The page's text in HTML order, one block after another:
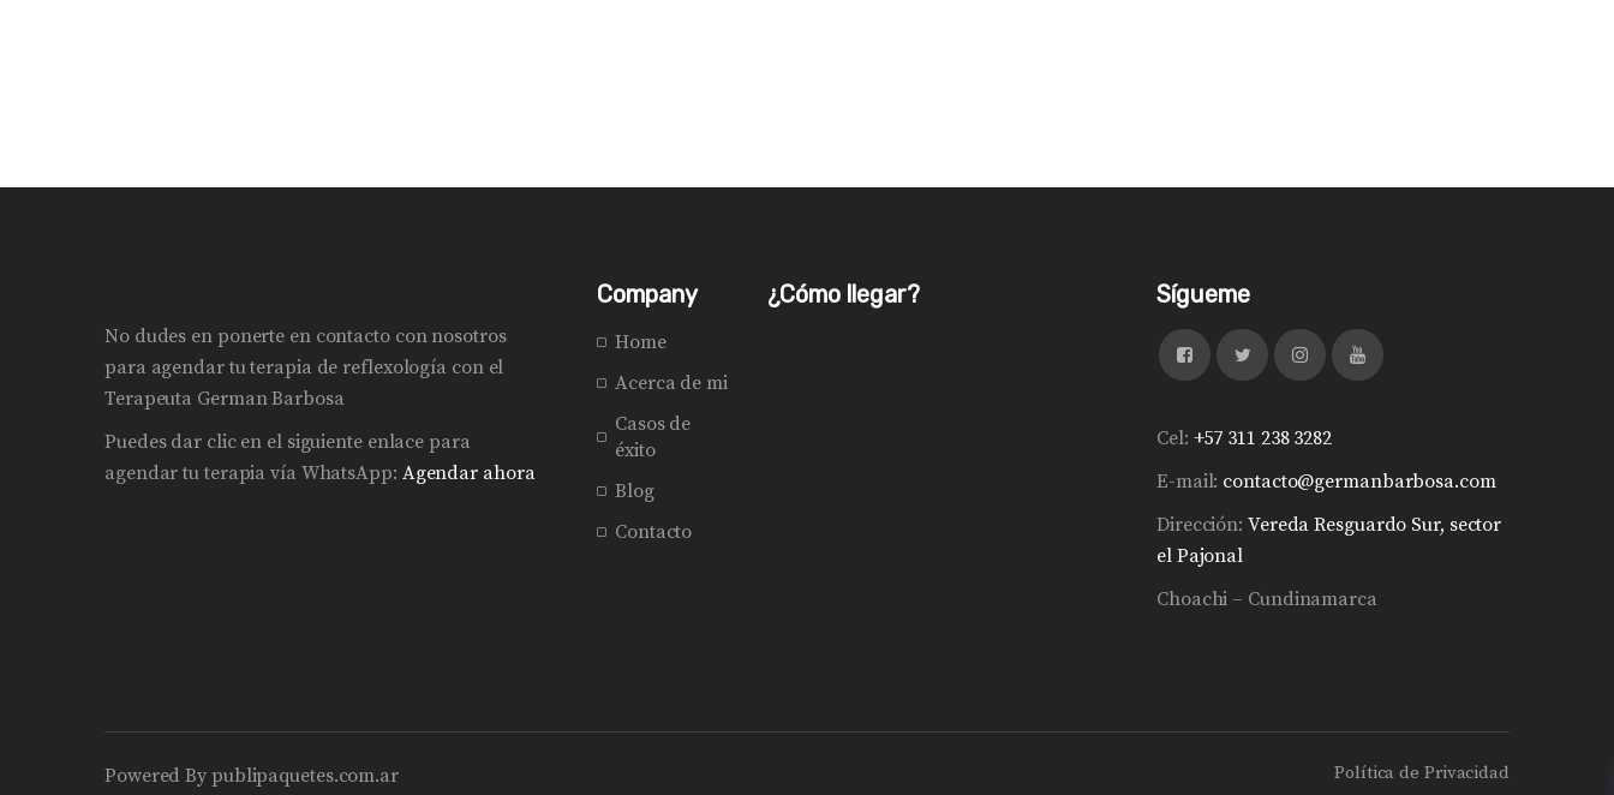
No dudes en ponerte en contacto con nosotros
para agendar tu terapia de reflexología con el
Terapeuta German Barbosa
Puedes dar clic en el siguiente enlace para
agendar tu terapia vía WhatsApp: Agendar ahora
Company
Home
Acerca de mi
Casos de
éxito
Blog
Contacto
¿Cómo llegar? Sígueme
Cel: +57 311 238 3282
E-mail: contacto@germanbarbosa.com
Dirección: Vereda Resguardo Sur, sector
el Pajonal
Choachi – Cundinamarca
Powered By publipaquetes.com.ar Política de Privacidad